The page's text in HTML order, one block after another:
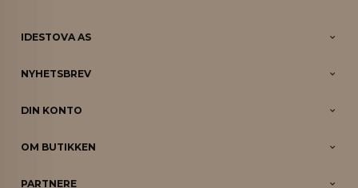
IDESTOVA AS
NYHETSBREV
DIN KONTO
OM BUTIKKEN
PARTNERE